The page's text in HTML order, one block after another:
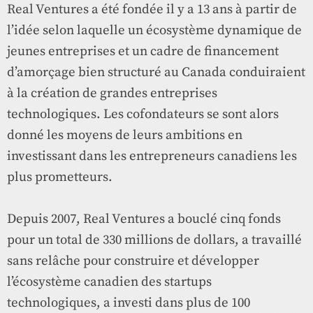
Real Ventures a été fondée il y a 13 ans à partir de
l’idée selon laquelle un écosystème dynamique de
jeunes entreprises et un cadre de financement
d’amorçage bien structuré au Canada conduiraient
à la création de grandes entreprises
technologiques. Les cofondateurs se sont alors
donné les moyens de leurs ambitions en
investissant dans les entrepreneurs canadiens les
plus prometteurs.
Depuis 2007, Real Ventures a bouclé cinq fonds
pour un total de 330 millions de dollars, a travaillé
sans relâche pour construire et développer
l’écosystème canadien des startups
technologiques, a investi dans plus de 100